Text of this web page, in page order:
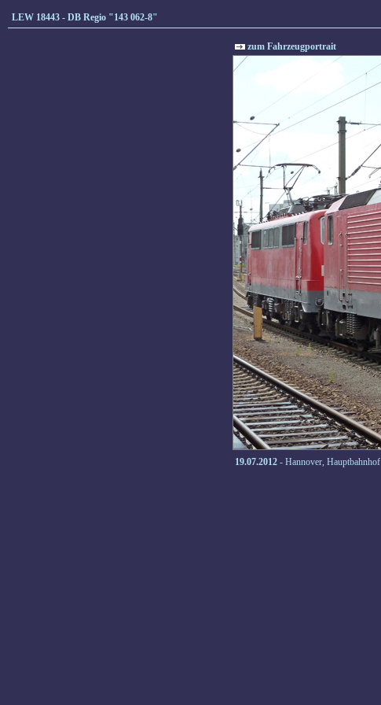
LEW 18443 - DB Regio "143 062-8"
zum Fahrzeugportrait
19.07.2012 - Hannover, Hauptbahnhof